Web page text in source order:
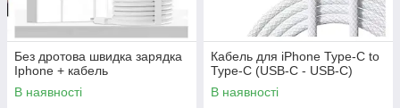
Без дротова швидка зарядка
Iphone + кабель
В наявності
Кабель для iPhone Type-C to
Type-C (USB-C - USB-C)
В наявності